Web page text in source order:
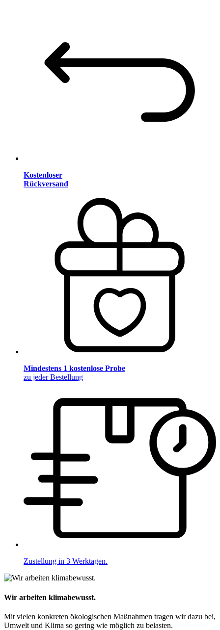
Kostenloser
Rückversand
Mindestens 1 kostenlose Probe
zu jeder Bestellung
Zustellung in 3 Werktagen.
Wir arbeiten klimabewusst.
Mit vielen konkreten ökologischen Maßnahmen tragen wir dazu bei,
Umwelt und Klima so gering wie möglich zu belasten.